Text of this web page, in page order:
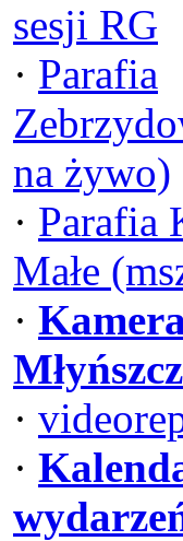
sesji RG
· Parafia
na żywo)
· Parafia
Małe
·
·
·